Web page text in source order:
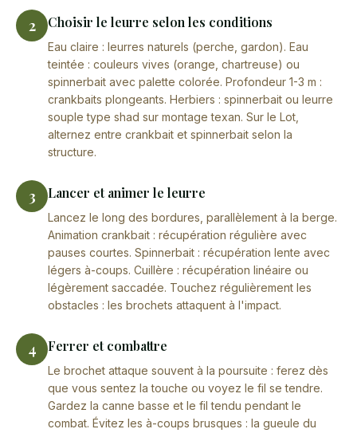
2 Choisir le leurre selon les conditions
Eau claire : leurres naturels (perche, gardon). Eau
teintée : couleurs vives (orange, chartreuse) ou
spinnerbait avec palette colorée. Profondeur 1-3 m :
crankbaits plongeants. Herbiers : spinnerbait ou leurre
souple type shad sur montage texan. Sur le Lot,
alternez entre crankbait et spinnerbait selon la
structure.
3 Lancer et animer le leurre
Lancez le long des bordures, parallèlement à la berge.
Animation crankbait : récupération régulière avec
pauses courtes. Spinnerbait : récupération lente avec
légers à-coups. Cuillère : récupération linéaire ou
légèrement saccadée. Touchez régulièrement les
obstacles : les brochets attaquent à l'impact.
4 Ferrer et combattre
Le brochet attaque souvent à la poursuite : ferez dès
que vous sentez la touche ou voyez le fil se tendre.
Gardez la canne basse et le fil tendu pendant le
combat. Évitez les à-coups brusques : la gueule du